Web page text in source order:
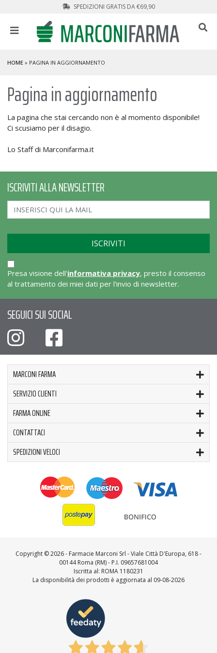
SPEDIZIONI GRATIS DA €69,90
HOME » PAGINA IN AGGIORNAMENTO
Pagina in aggiornamento
La pagina che stai cercando non è al momento disponibile!
Ci scusiamo per il disagio.
Lo Staff di Marconifarma.it
ISCRIVITI ALLA NEWSLETTER
Presa visione dell'informativa privacy, presto il consenso
al trattamento dei miei dati per l'invio di newsletter.
SEGUICI SUI SOCIAL
MARCONI FARMA
SERVIZIO CLIENTI
FARMA ONLINE
CONTATTACI
SPEDIZIONI VELOCI
Copyright ©2026 - Farmacie Marconi Srl - Viale Città D'Europa, 618 -
00144 Roma (RM) - P.I. 09657681004
Iscritta al: ROMA 1180231
La disponibilità dei prodotti è aggiornata al 09-08-2026